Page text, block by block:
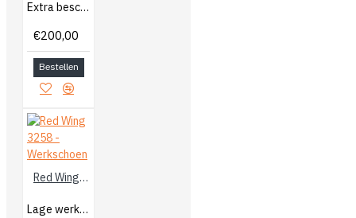
Extra bescherming op teen en hiel
€200,00
Bestellen
Red Wing 3258 - Werkschoen
Lage werkschoenen